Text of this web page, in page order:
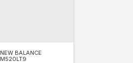
NEW BALANCE
M520LT9